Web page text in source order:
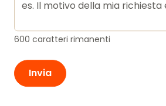
600 caratteri rimanenti
Invia